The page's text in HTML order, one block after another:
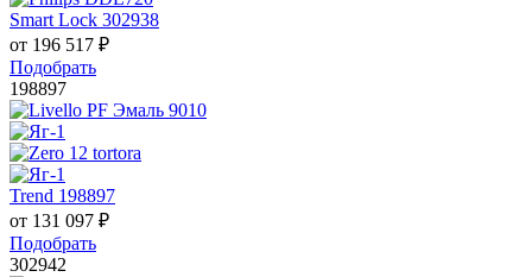
Smart Lock 302938
от 196 517 ₽
Подобрать
198897
Trend 198897
от 131 097 ₽
Подобрать
302942